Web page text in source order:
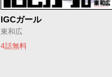
IGCガール
東和広
4話無料